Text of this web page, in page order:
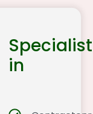
Specialist
in